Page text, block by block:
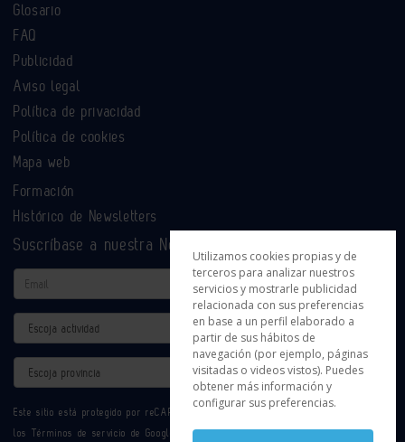
Glosario
FAQ
Publicidad
Aviso legal
Política de privacidad
Política de cookies
Mapa web
Formación
Histórico de Newsletters
Suscríbase a nuestra Newsletter
Email
Actividad
Provincia
Este sitio está protegido por reCAPTCHA y se aplican la
los Términos de servicio de Google.
Utilizamos cookies propias y de
terceros para analizar nuestros
servicios y mostrarle publicidad
relacionada con sus preferencias
en base a un perfil elaborado a
partir de sus hábitos de
navegación (por ejemplo, páginas
visitadas o videos vistos). Puedes
obtener más información y
configurar sus preferencias.